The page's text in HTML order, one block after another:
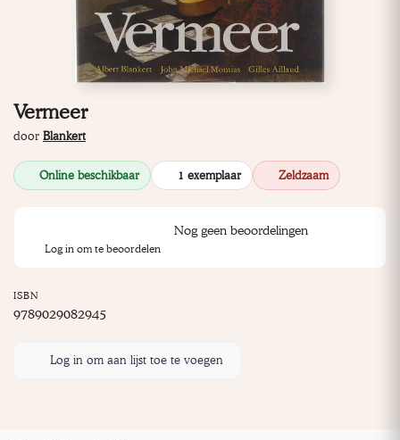
Vermeer
door Blankert
Online beschikbaar 1 exemplaar Zeldzaam
Nog geen beoordelingen
Log in om te beoordelen
ISBN
9789029082945
Log in om aan lijst toe te voegen